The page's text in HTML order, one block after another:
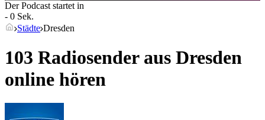
Der Podcast startet in
- 0 Sek.
Städte Dresden
103 Radiosender aus Dresden
online hören